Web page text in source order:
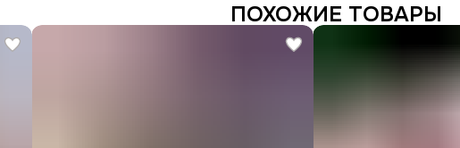
ПОХОЖИЕ ТОВАРЫ